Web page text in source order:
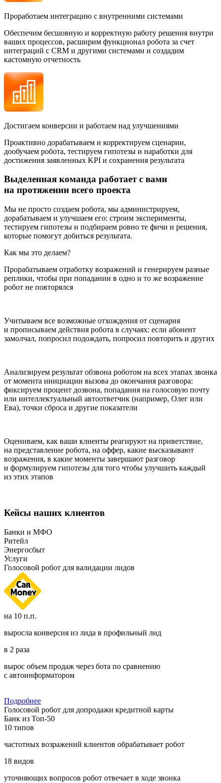
Проработаем интеграцию с внутренними системами
Обеспечим бесшовную и корректную работу решения внутри
ваших процессов, расширим функционал робота за счет
интеграций с CRM и другими системами и создадим
кастомную отчетность
Достигаем конверсии и работаем над улучшениями
Проактивно дорабатываем и корректируем сценарии,
дообучаем робота, тестируем гипотезы и наработки для
достижения заявленных KPI и сохранения результата
Выделенная команда работает с вами
на протяжении всего проекта
Мы не просто создаем робота, мы администрируем,
дорабатываем и улучшаем его: строим эксперименты,
тестируем гипотезы и подбираем ровно те фичи и решения,
которые помогут добиться результата.
Как мы это делаем?
Прорабатываем отработку возражений и генерируем разные
реплики, чтобы при попадании в одно и то же возражение
робот не повторялся
Учитываем все возможные отхождения от сценария
и прописываем действия робота в случаях: если абонент
замолчал, попросил подождать, попросил повторить и других
Анализируем результат обзвона роботом на всех этапах звонка
от момента инициации вызова до окончания разговора:
фиксируем процент дозвона, попадания на голосовую почту
или интеллектуальный автоответчик (например, Олег или
Ева), точки сброса и другие показатели
Оцениваем, как ваши клиенты реагируют на приветствие,
на представление робота, на оффер, какие высказывают
возражения, в какие моменты завершают разговор
и формулируем гипотезы для того чтобы улучшить каждый
из этих этапов
Кейсы наших клиентов
Банки и МФО
Ритейл
Энергосбыт
Услуги
Голосовой робот для валидации лидов
на 10 п.п.
выросла конверсия из лида в профильный лид
в 2 раза
вырос объем продаж через бота по сравнению
с автоинформатором
Подробнее
Голосовой робот для допродажи кредитной карты
Банк из Топ-50
10 типов
частотных возражений клиентов обрабатывает робот
18 видов
уточняющих вопросов робот отвечает в ходе звонка